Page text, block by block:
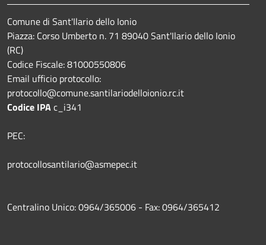
Comune di Sant'Ilario dello Ionio
Piazza: Corso Umberto n. 71 89040 Sant'Ilario dello Ionio
(RC)
Codice Fiscale: 81000550806
Email ufficio protocollo:
protocollo@comune.santilariodelloionio.rc.it
Codice IPAc_i341
PEC:
protocollosantilario@asmepec.it
Centralino Unico: 0964/365006 - Fax: 0964/365412